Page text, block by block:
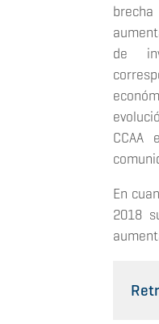
de
CCAA
En
2018